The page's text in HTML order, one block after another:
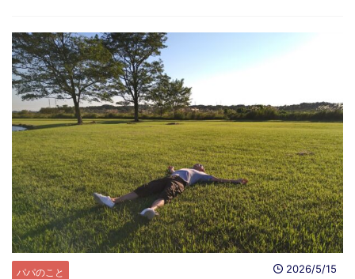
パパのこと 2026/5/15